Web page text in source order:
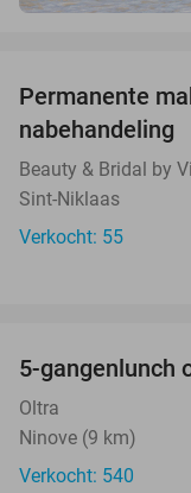
Permanente
nabehandeling
Beauty & Bridal by
Sint-Niklaas
Verkocht: 55
5-gangenlunch
Oltra
Ninove (9 km)
Verkocht: 540